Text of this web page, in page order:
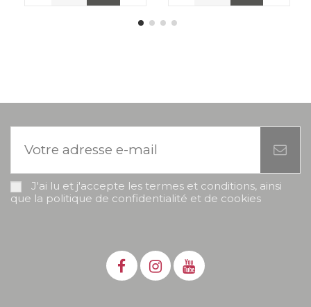
J'ai lu et j'accepte les termes et conditions, ainsi
que la politique de confidentialité et de cookies